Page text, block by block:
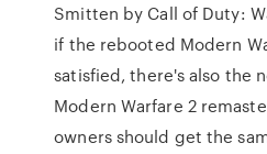
Smitten by Call of Duty:
if the rebooted Modern
satisfied, there's also the
Modern Warfare 2
owners should get the